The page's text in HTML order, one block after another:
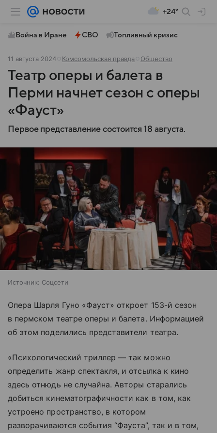
+24°
Война в Иране СВО Топливный кризис
11 августа 2024 Комсомольская правда Общество
Театр оперы и балета в
Перми начнет сезон с оперы
«Фауст»
Первое представление состоится 18 августа.
Источник: Соцсети
Опера Шарля Гуно «Фауст» откроет 153-й сезон
в пермском театре оперы и балета. Информацией
об этом поделились представители театра.
«Психологический триллер — так можно
определить жанр спектакля, и отсылка к кино
здесь отнюдь не случайна. Авторы старались
добиться кинематографичности как в том, как
устроено пространство, в котором
разворачиваются события “Фауста”, так и в том,